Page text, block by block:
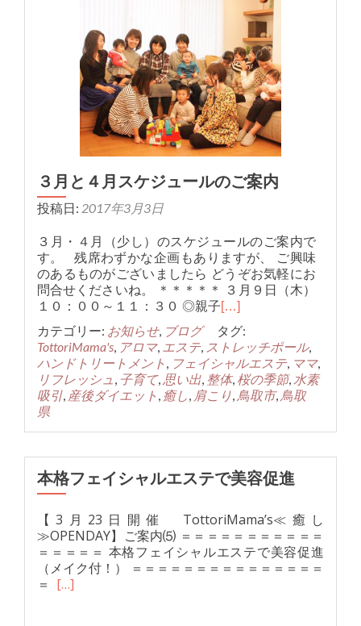
３月と４月スケジュールのご案内
投稿日: 2017年3月3日
３月・４月（少し）のスケジュールのご案内で
す。 残席わずかな企画もありますが、 ご興味
のあるものがございましたら どうぞお気軽にお
問合せくださいね。 ＊＊＊＊＊ ３月９日（木）
１０：００～１１：３０ ◎親子[…]
カテゴリー: お知らせ, ブログ
タグ:
TottoriMama's, アロマ, エステ, ストレッチポール,
ハンドトリートメント , フェイシャルエステ, ママ,
リフレッシュ , 子育て, 思い出, 整体, 桜の季節, 水素
吸引, 産後ダイエット , 癒し, 肩こり, 鳥取市, 鳥取
県
本格フェイシャルエステで美容促進
【3月23日開催 TottoriMama’s≪癒し
≫OPENDAY】ご案内⑸ ＝＝＝＝＝＝＝＝＝＝＝
＝＝＝＝＝ 本格フェイシャルエステで美容促進
（メイク付！） ＝＝＝＝＝＝＝＝＝＝＝＝＝＝＝
＝ […]